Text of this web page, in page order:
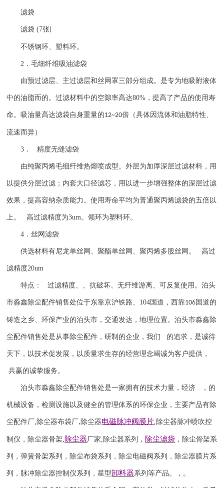
滤袋
滤袋 (7张)
不锈钢环、塑料环。
2 ．毛细纤维吸油滤袋
由预过滤层、主过滤层和丝网罩三部分组成。是专为地吸附液体
中的油脂而的。过滤材料中的空隙率高达80% ，提高了产品的使用寿
命。吸油量高达滤袋自身重量的12~20倍（具体因流体和油脂特性、
流速而异）
3 ． 精度无缝滤袋
由纯聚丙烯毛细纤维热熔喷成型。外层为加厚深层过滤材料，用
以提供分层过滤；内套大口径滤芯，用以进一步增强整体的深层过滤
效果，提高容纳杂质能力。使用寿命平均为普通聚丙烯滤袋的五倍以
上。 高过滤精度为3um。领环为塑料环。
4 ．丝网滤袋
供选材料有尼龙单丝网、聚酯单丝网、聚丙烯多股丝网。 高过
滤精度20um
特点： 过滤精度、、抗破坏、无纤维游离、可反复使用。泊头
市淼鑫除尘配件销售处位于东靠京沪铁路、 104 国道，西靠106 国道的
铸造之乡、环保产业的泊头市，交通发达，地理位置。泊头市淼鑫除
尘配件销售处是从事除尘配件，研制的企业，我们 的追求，是诚待
天下，以技术促发展，以质量求生存的经营理念竭诚为客户提供，
共赢的诚挚服务。
泊头市淼鑫除尘配件销售处是一家拥有的技术力量，经济 ，的
机械设备，检测设施以及健全的管理体系的环保企业，主要产品有除
尘配件厂, 除尘器布袋厂, 除尘器电磁脉冲阀膜片, 除尘器脉冲喷吹控
制仪 ， 除尘器骨架,除尘器厂家, 除尘器系列， 除尘滤袋 ，除尘骨架系
列，弹簧骨架系列，除尘布袋系列，除尘电磁阀系列，除尘器膜片系
列，脉冲除尘器控制仪系列，星型卸料器系列等产品。，。